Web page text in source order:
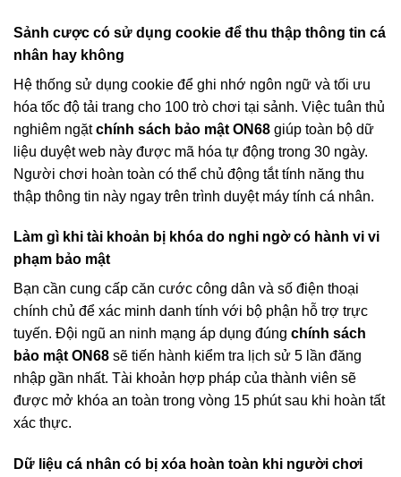
Sảnh cược có sử dụng cookie để thu thập thông tin cá
nhân hay không
Hệ thống sử dụng cookie để ghi nhớ ngôn ngữ và tối ưu
hóa tốc độ tải trang cho 100 trò chơi tại sảnh. Việc tuân thủ
nghiêm ngặtchính sách bảo mật ON68 giúp toàn bộ dữ
liệu duyệt web này được mã hóa tự động trong 30 ngày.
Người chơi hoàn toàn có thể chủ động tắt tính năng thu
thập thông tin này ngay trên trình duyệt máy tính cá nhân.
Làm gì khi tài khoản bị khóa do nghi ngờ có hành vi vi
phạm bảo mật
Bạn cần cung cấp căn cước công dân và số điện thoại
chính chủ để xác minh danh tính với bộ phận hỗ trợ trực
tuyến. Đội ngũ an ninh mạng áp dụng đúng chính sách
bảo mật ON68 sẽ tiến hành kiểm tra lịch sử 5 lần đăng
nhập gần nhất. Tài khoản hợp pháp của thành viên sẽ
được mở khóa an toàn trong vòng 15 phút sau khi hoàn tất
xác thực.
Dữ liệu cá nhân có bị xóa hoàn toàn khi người chơi